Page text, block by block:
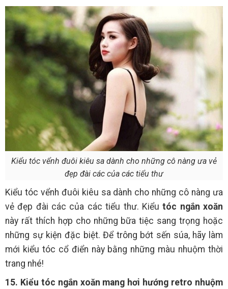
Kiểu tóc vểnh đuôi kiêu sa dành cho những cô nàng ưa vẻ
đẹp đài các của các tiểu thư
Kiểu tóc vểnh đuôi kiêu sa dành cho những cô nàng ưa
vẻ đẹp đài các của các tiểu thư. Kiểutóc ngắn xoăn
này rất thích hợp cho những bữa tiệc sang trọng hoặc
những sự kiện đặc biệt. Để trông bớt sến súa, hãy làm
mới kiểu tóc cổ điển này bằng những màu nhuộm thời
trang nhé!
15. Kiểu tóc ngắn xoăn mang hơi hướng retro nhuộm